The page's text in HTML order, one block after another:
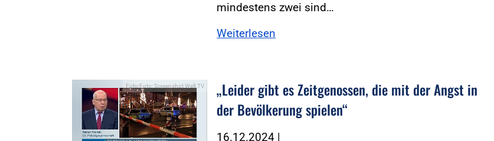
mindestens zwei sind…
Weiterlesen
Foto:Foto: Screenshot Welt TV
„Leider gibt es Zeitgenossen, die mit der Angst in
der Bevölkerung spielen“
16.12.2024 |